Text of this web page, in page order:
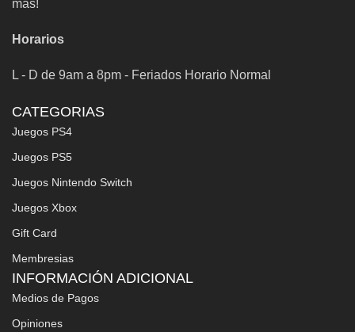
mas!
Horarios
L - D de 9am a 8pm - Feriados Horario Normal
CATEGORIAS
Juegos PS4
Juegos PS5
Juegos Nintendo Switch
Juegos Xbox
Gift Card
Membresias
INFORMACIÓN ADICIONAL
Medios de Pagos
Opiniones